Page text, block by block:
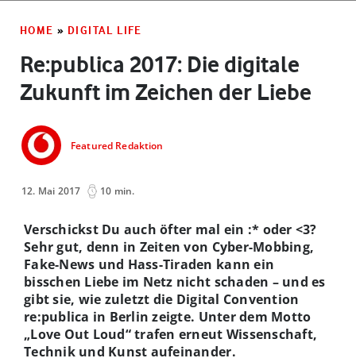
HOME » DIGITAL LIFE
Re:publica 2017: Die digitale
Zukunft im Zeichen der Liebe
Featured Redaktion
12. Mai 2017 10 min.
Verschickst Du auch öfter mal ein :* oder <3?
Sehr gut, denn in Zeiten von Cyber-Mobbing,
Fake-News und Hass-Tiraden kann ein
bisschen Liebe im Netz nicht schaden – und es
gibt sie, wie zuletzt die Digital Convention
re:publica in Berlin zeigte. Unter dem Motto
„Love Out Loud“ trafen erneut Wissenschaft,
Technik und Kunst aufeinander.